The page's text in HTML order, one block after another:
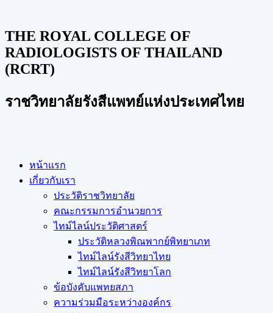
THE ROYAL COLLEGE OF
RADIOLOGISTS OF THAILAND
(RCRT)
ราชวิทยาลัยรังสีแพทย์แห่งประเทศไทย
หน้าแรก
เกี่ยวกับเรา
ประวัติราชวิทยาลัย
คณะกรรมการอำนวยการ
ไทม์ไลน์ประวัติศาสตร์
ประวัติหลวงพิณพากย์พิทยาเภท
ไทม์ไลน์รังสีวิทยาไทย
ไทม์ไลน์รังสีวิทยาโลก
ข้อบังคับแพทยสภา
ความร่วมมือระหว่างองค์กร